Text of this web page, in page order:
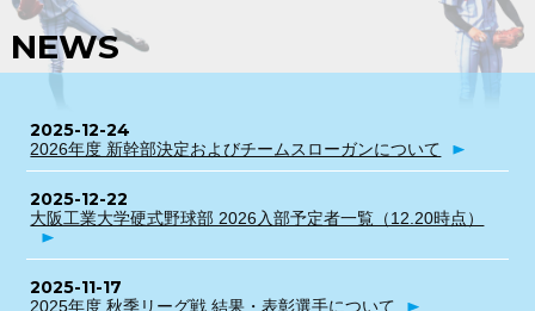
NEWS
2025-12-24
2026年度 新幹部決定およびチームスローガンについて
2025-12-22
大阪工業大学硬式野球部 2026入部予定者一覧（12.20時点）
2025-11-17
2025年度 秋季リーグ戦 結果・表彰選手について